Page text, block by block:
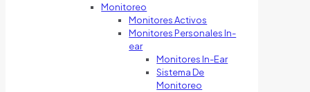
Monitoreo
Monitores Activos
Monitores Personales In-
ear
Monitores In-Ear
Sistema De
Monitoreo